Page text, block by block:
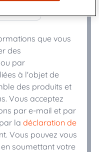
que vous
des
par
à l'objet de
des produits et
Vous acceptez
par e-mail et par
la déclaration de
Vous pouvez vous
soumettant votre